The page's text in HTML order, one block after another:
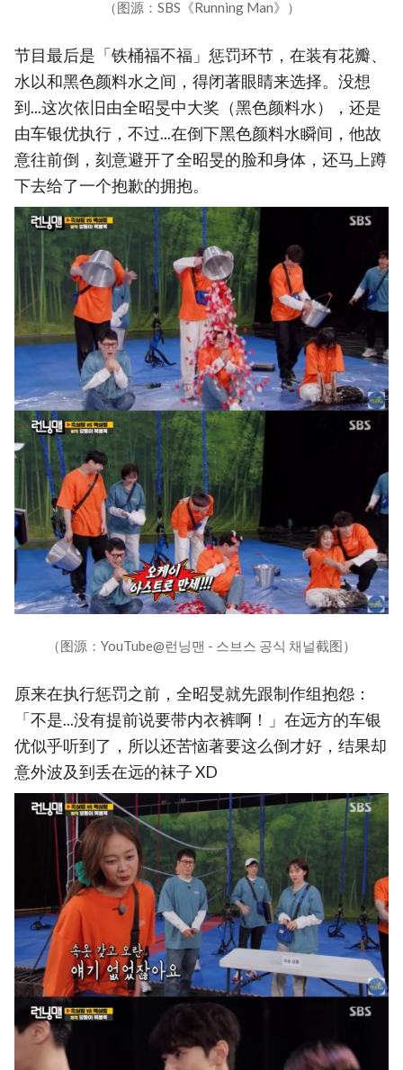
（图源：SBS《Running Man》）
节目最后是「铁桶福不福」惩罚环节，在装有花瓣、
水以和黑色颜料水之间，得闭著眼睛来选择。没想
到...这次依旧由全昭旻中大奖（黑色颜料水），还是
由车银优执行，不过...在倒下黑色颜料水瞬间，他故
意往前倒，刻意避开了全昭旻的脸和身体，还马上蹲
下去给了一个抱歉的拥抱。
（图源：YouTube@런닝맨 - 스브스 공식 채널截图）
原来在执行惩罚之前，全昭旻就先跟制作组抱怨：
「不是...没有提前说要带内衣裤啊！」在远方的车银
优似乎听到了，所以还苦恼著要这么倒才好，结果却
意外波及到丢在远的袜子 XD